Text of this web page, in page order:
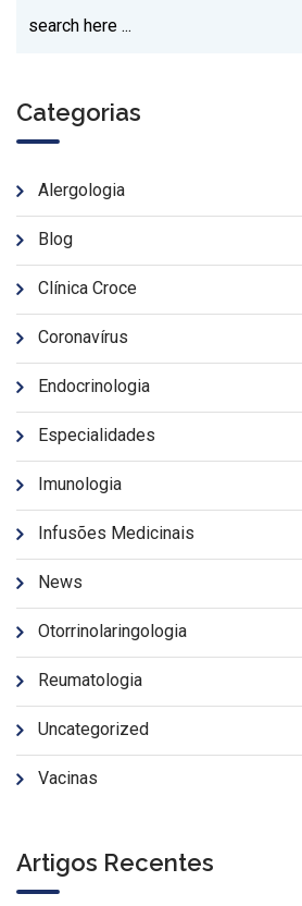
Categorias
Alergologia
Blog
Clínica Croce
Coronavírus
Endocrinologia
Especialidades
Imunologia
Infusões Medicinais
News
Otorrinolaringologia
Reumatologia
Uncategorized
Vacinas
Artigos Recentes